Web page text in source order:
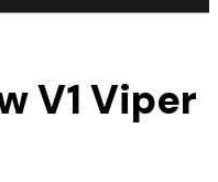
V1 Viper